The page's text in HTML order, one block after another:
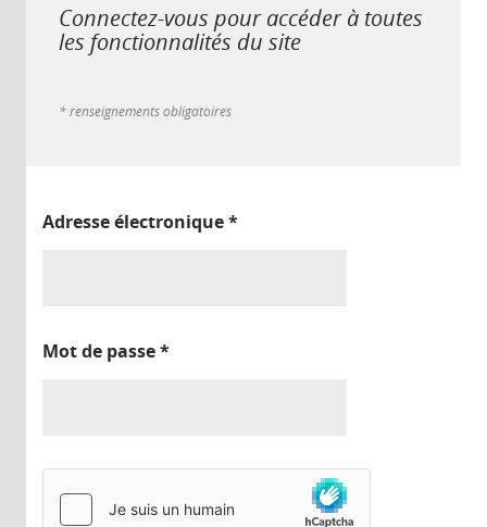
Connectez-vous pour accéder à toutes
les fonctionnalités du site
* renseignements obligatoires
Adresse électronique*
Mot de passe*